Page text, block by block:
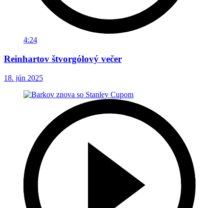
4:24
Reinhartov štvorgólový večer
18. jún 2025